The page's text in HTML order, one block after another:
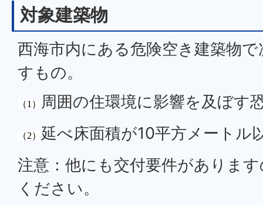
対象建築物
西海市内にある危険空き建築物
すもの。
（1） 周囲の住環境に影響を及ぼす
（2） 延べ床面積が10平方メートル
注意：他にも交付要件がありま
ください。